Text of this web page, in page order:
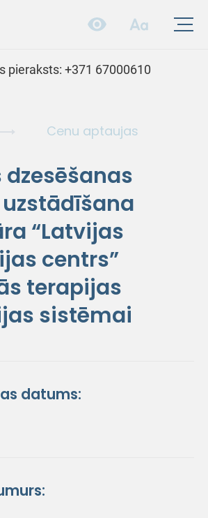
pieraksts: +371 67000610
Cenu aptaujas
dzesēšanas
“Latvijas
centrs”
terapijas
sistēmai
datums: